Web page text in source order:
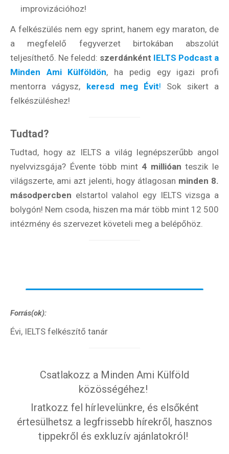
improvizációhoz!
A felkészülés nem egy sprint, hanem egy maraton, de
a megfelelő fegyverzet birtokában abszolút
teljesíthető. Ne feledd: szerdánként IELTS Podcast a
Minden Ami Külföldön, ha pedig egy igazi profi
mentorra vágysz, keresd meg Évit! Sok sikert a
felkészüléshez!
Tudtad?
Tudtad, hogy az IELTS a világ legnépszerűbb angol
nyelvvizsgája? Évente több mint 4 millióan teszik le
világszerte, ami azt jelenti, hogy átlagosan minden 8.
másodpercben elstartol valahol egy IELTS vizsga a
bolygón! Nem csoda, hiszen ma már több mint 12 500
intézmény és szervezet követeli meg a belépőhöz.
Forrás(ok):
Évi, IELTS felkészítő tanár
Csatlakozz a Minden Ami Külföld
közösségéhez!
Iratkozz fel hírlevelünkre, és elsőként
értesülhetsz a legfrissebb hírekről, hasznos
tippekről és exkluzív ajánlatokról!